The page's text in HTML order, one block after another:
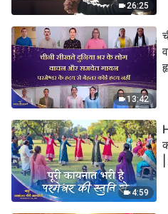
26:25
13:42
4:59